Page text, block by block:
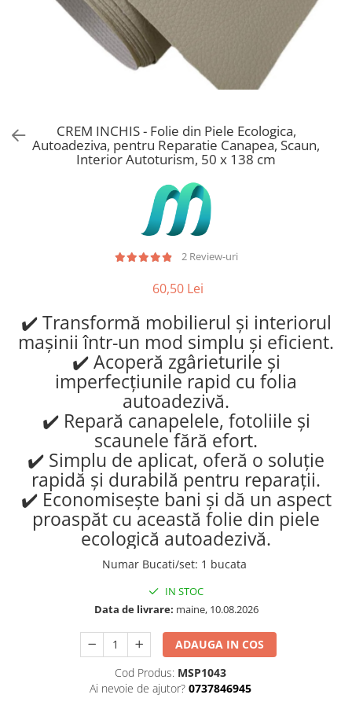
Stickere Copii
Stickere Florale
Mobilier CREM INCHIS - Folie din Piele Ecologica,
Autoadeziva, pentru Reparatie Canapea, Scaun,
Interior Autoturism, 50 x 138 cm
2 Review-uri
60,50 Lei
✔️ Transformă mobilierul și interiorul
mașinii într-un mod simplu și eficient.
✔️ Acoperă zgârieturile și
imperfecțiunile rapid cu folia
autoadezivă.
✔️ Repară canapelele, fotoliile și
scaunele fără efort.
✔️ Simplu de aplicat, oferă o soluție
rapidă și durabilă pentru reparații.
✔️ Economisește bani și dă un aspect
proaspăt cu această folie din piele
ecologică autoadezivă.
Numar Bucati/set: 1 bucata
IN STOC
Data de livrare: maine, 10.08.2026
ADAUGA IN COS
Cod Produs: MSP1043
Ai nevoie de ajutor? 0737846945